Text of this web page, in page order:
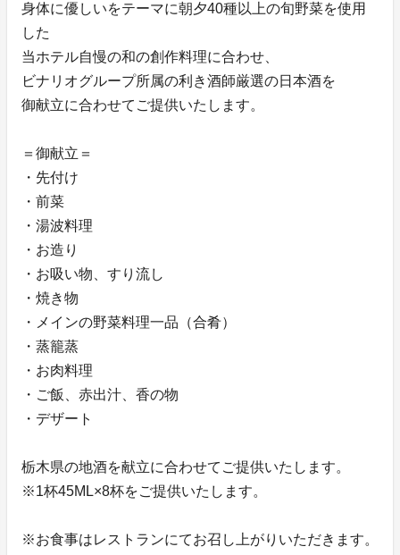
身体に優しいをテーマに朝夕40種以上の旬野菜を使用
した
当ホテル自慢の和の創作料理に合わせ、
ビナリオグループ所属の利き酒師厳選の日本酒を
御献立に合わせてご提供いたします。
＝御献立＝
・先付け
・前菜
・湯波料理
・お造り
・お吸い物、すり流し
・焼き物
・メインの野菜料理一品（合肴）
・蒸籠蒸
・お肉料理
・ご飯、赤出汁、香の物
・デザート
栃木県の地酒を献立に合わせてご提供いたします。
※1杯45ML×8杯をご提供いたします。
※お食事はレストランにてお召し上がりいただきます。